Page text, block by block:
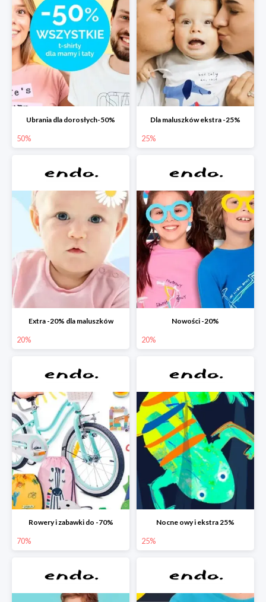
Ubrania dla dorosłych-50%
50%
Dla maluszków ekstra -25%
25%
Extra -20% dla maluszków
20%
Nowości -20%
20%
Rowery i zabawki do -70%
70%
Nocne owy i ekstra 25%
25%